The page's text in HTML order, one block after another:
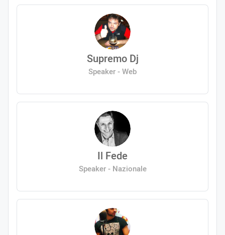
Supremo Dj
Speaker - Web
Il Fede
Speaker - Nazionale